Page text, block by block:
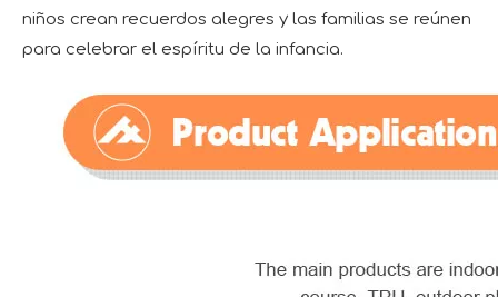
niños crean recuerdos alegres y las familias se reúnen
para celebrar el espíritu de la infancia.